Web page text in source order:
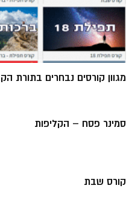
מגוון קורסים נבחרים בתורת
סמינר פסח – הקליפות
קורס שבת